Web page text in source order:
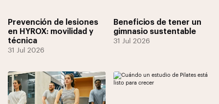
Prevención de lesiones
en HYROX: movilidad y
técnica
31 Jul 2026
Beneficios de tener un
gimnasio sustentable
31 Jul 2026